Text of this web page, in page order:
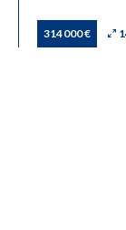
314 000 €